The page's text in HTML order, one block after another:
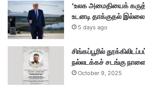
‘உலக அமைதியைக்
உடனடி தாக்குதல்
5 days ago
சிங்கப்பூரில்
நல்லடக்கச் சடங்கு
October 9, 2025